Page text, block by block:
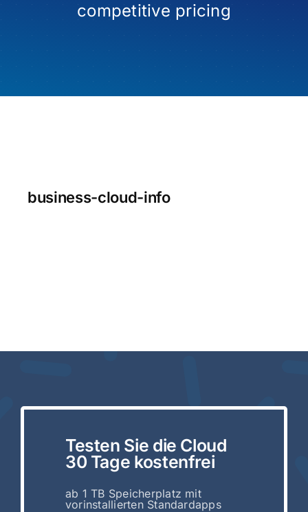
competitive pricing
business-cloud-info
Testen Sie die Cloud
30 Tage kostenfrei
ab 1 TB Speicherplatz mit
vorinstallierten Standardapps